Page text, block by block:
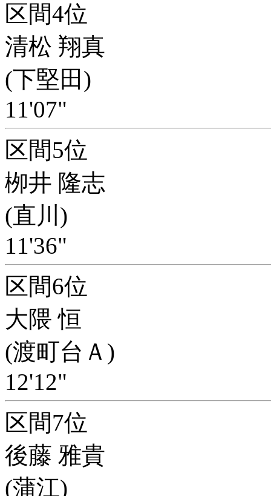
区間4位
清松 翔真
(下堅田)
11'07"
区間5位
栁井 隆志
(直川)
11'36"
区間6位
大隈 恒
(渡町台Ａ)
12'12"
区間7位
後藤 雅貴
(蒲江)